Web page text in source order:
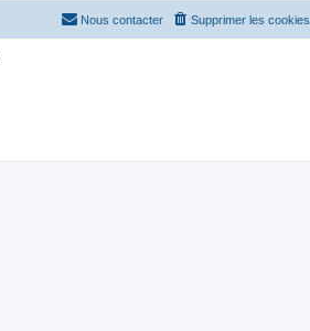
Supprimer les cookies
Nous contacter